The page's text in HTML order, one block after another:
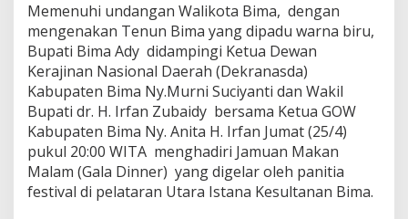
Memenuhi undangan Walikota Bima, dengan
mengenakan Tenun Bima yang dipadu warna biru,
Bupati Bima Ady didampingi Ketua Dewan
Kerajinan Nasional Daerah (Dekranasda)
Kabupaten Bima Ny.Murni Suciyanti dan Wakil
Bupati dr. H. Irfan Zubaidy bersama Ketua GOW
Kabupaten Bima Ny. Anita H. Irfan Jumat (25/4)
pukul 20:00 WITA menghadiri Jamuan Makan
Malam (Gala Dinner) yang digelar oleh panitia
festival di pelataran Utara Istana Kesultanan Bima.